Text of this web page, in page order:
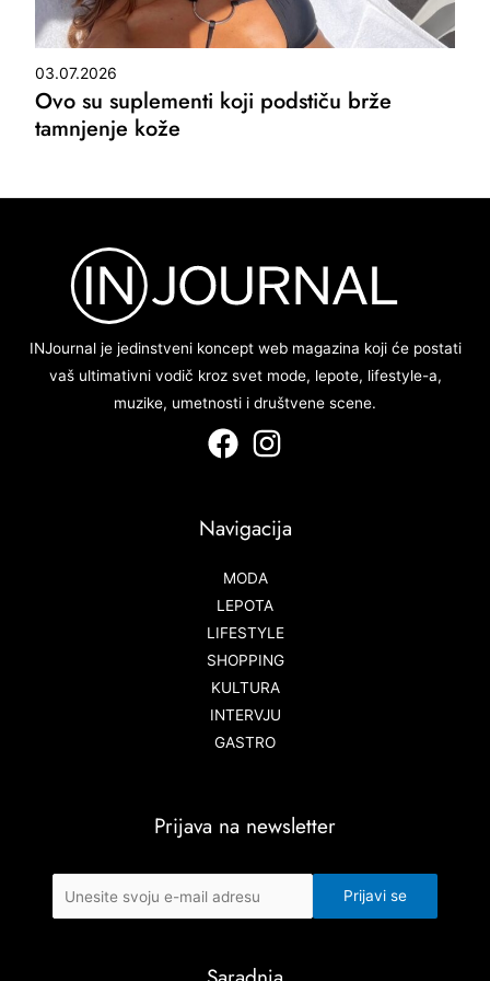
03.07.2026
Ovo su suplementi koji podstiču brže
tamnjenje kože
INJournal je jedinstveni koncept web magazina koji će postati
vaš ultimativni vodič kroz svet mode, lepote, lifestyle-a,
muzike, umetnosti i društvene scene.
Navigacija
MODA
LEPOTA
LIFESTYLE
SHOPPING
KULTURA
INTERVJU
GASTRO
Prijava na newsletter